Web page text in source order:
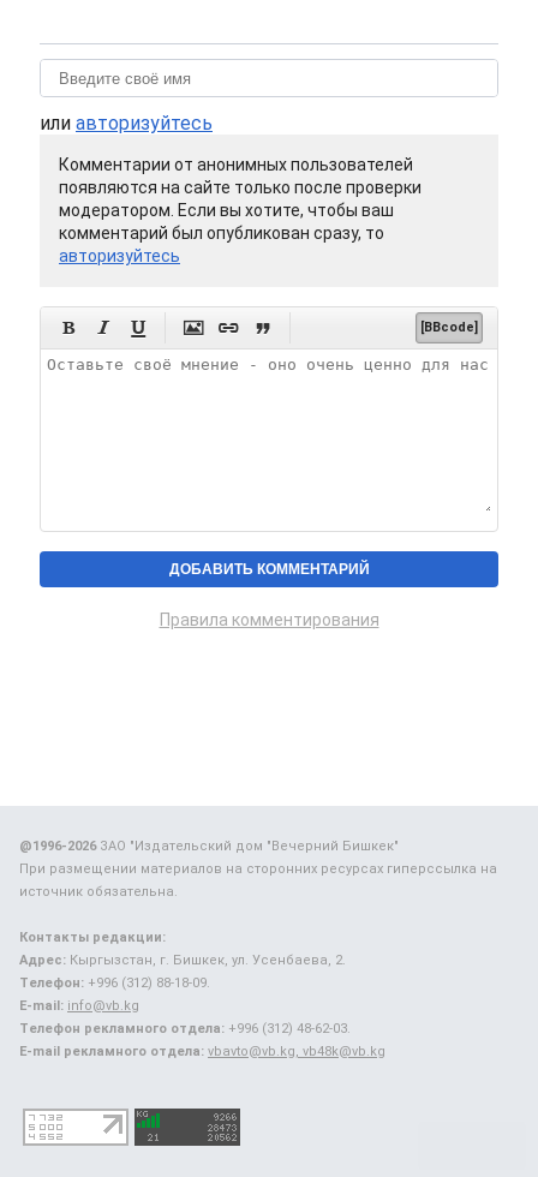
или авторизуйтесь
Комментарии от анонимных пользователей
появляются на сайте только после проверки
модератором. Если вы хотите, чтобы ваш
комментарий был опубликован сразу, то
авторизуйтесь
      [BBcode]
Правила комментирования
@1996-2026ЗАО "Издательский дом "Вечерний Бишкек"
При размещении материалов на сторонних ресурсах гиперссылка на
источник обязательна.
Контакты редакции:
Адрес: Кыргызстан, г. Бишкек, ул. Усенбаева, 2.
Телефон: +996 (312) 88-18-09.
E-mail: info@vb.kg
Телефон рекламного отдела: +996 (312) 48-62-03.
E-mail рекламного отдела: vbavto@vb.kg, vb48k@vb.kg